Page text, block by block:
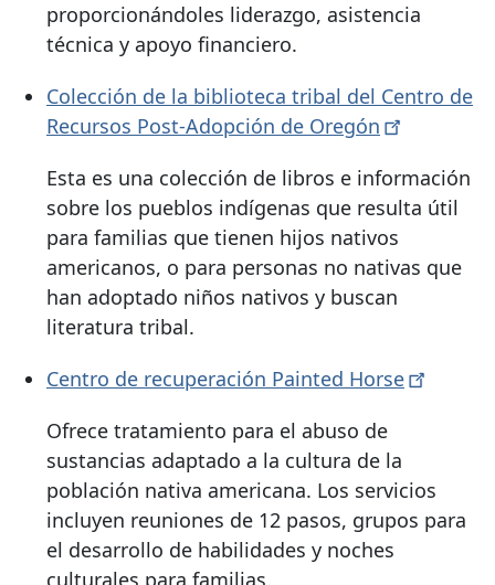
proporcionándoles liderazgo, asistencia
técnica y apoyo financiero.
Colección de la biblioteca tribal del Centro de
Recursos Post-Adopción de Oregón
Esta es una colección de libros e información
sobre los pueblos indígenas que resulta útil
para familias que tienen hijos nativos
americanos, o para personas no nativas que
han adoptado niños nativos y buscan
literatura tribal.
Centro de recuperación Painted Horse
Ofrece tratamiento para el abuso de
sustancias adaptado a la cultura de la
población nativa americana. Los servicios
incluyen reuniones de 12 pasos, grupos para
el desarrollo de habilidades y noches